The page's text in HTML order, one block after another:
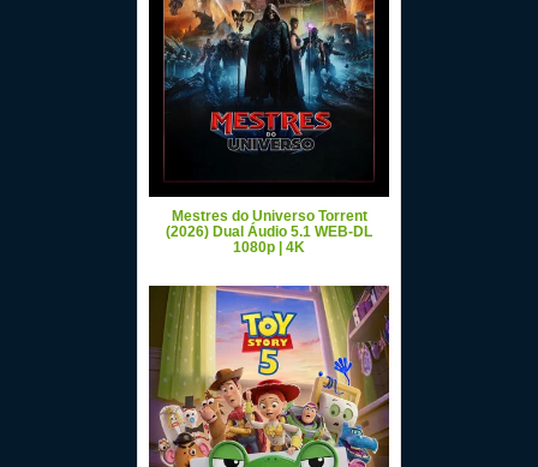
Mestres do Universo Torrent
(2026) Dual Áudio 5.1 WEB-DL
1080p | 4K